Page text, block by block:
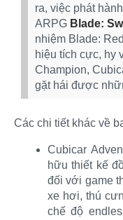
ra, việc phát
ARPG Blade:
nhiệm Blade:
hiệu tích cực, hy
Champion,
gặt hái được
Các chi tiết khác về
Cubicar
hữu thiết kế
đối với game
xe hơi, thú
chế độ